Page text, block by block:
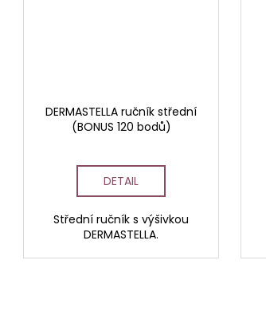
DERMASTELLA ručník střední
(BONUS 120 bodů)
DETAIL
Střední ručník s výšivkou
DERMASTELLA.